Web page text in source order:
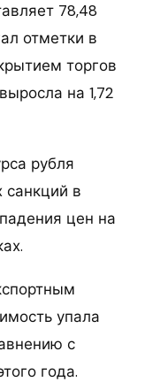
78,48
отметки в
торгов
на 1,72
рубля
санкций в
цен на
упала
с
года.